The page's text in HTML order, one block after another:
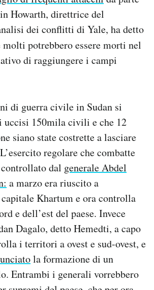
Howarth, direttrice del
dei conflitti di Yale, ha detto
molti potrebbero essere morti nel
di raggiungere i campi
di guerra civile in Sudan si
uccisi 150mila civili e che 12
siano state costrette a lasciare
regolare che combatte
dal generale Abdel
a marzo era riuscito a
Khartum e ora controlla
e dell’est del paese. Invece
Dagalo, detto Hemedti, a capo
i territori a ovest e sud-ovest, e
la formazione di un
Entrambi i generali vorrebbero